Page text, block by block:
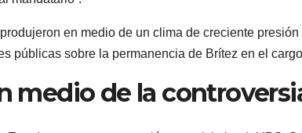
en medio de un clima de creciente
públicas sobre la permanencia de Brítez en el
medio de la